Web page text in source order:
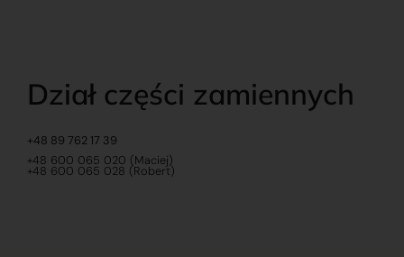
Dział części zamiennych
+48 89 762 17 39
+48 600 065 020 (Maciej)
+48 600 065 028 (Robert)